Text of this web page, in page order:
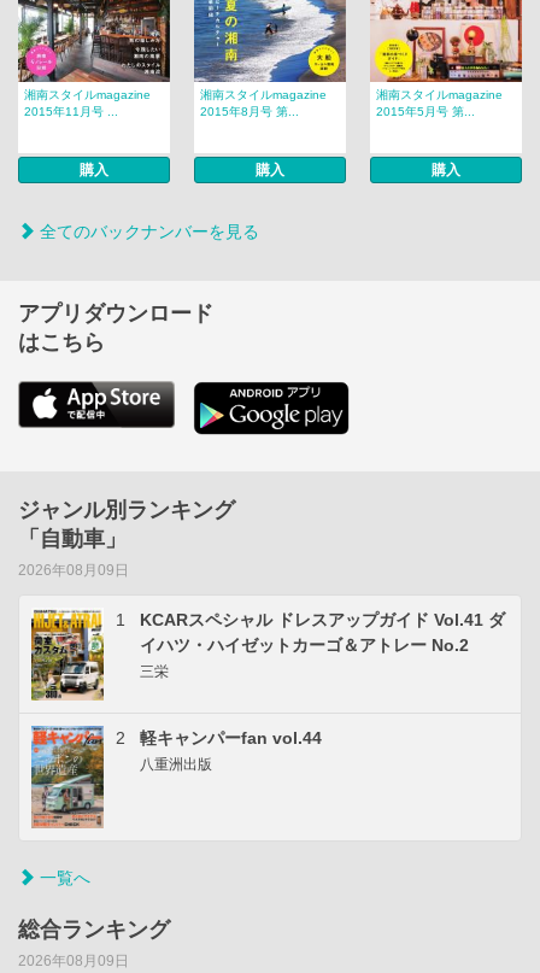
湘南スタイルmagazine
2015年11月号 ...
購入
湘南スタイルmagazine
2015年8月号 第...
購入
湘南スタイルmagazine
2015年5月号 第...
購入
全てのバックナンバーを見る
アプリダウンロード
はこちら
ジャンル別ランキング
「自動車」
2026年08月09日
1
KCARスペシャル ドレスアップガイド Vol.41 ダ
イハツ・ハイゼットカーゴ＆アトレー No.2
三栄
2 軽キャンパーfan vol.44
八重洲出版
一覧へ
総合ランキング
2026年08月09日